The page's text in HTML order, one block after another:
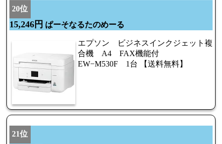
20位
15,246円 ぱーそなるたのめーる
エプソン ビジネスインクジェット複
合機 A4 FAX機能付
EW−M530F 1台 【送料無料】
21位